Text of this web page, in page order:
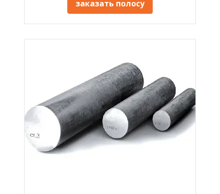
заказать полосу